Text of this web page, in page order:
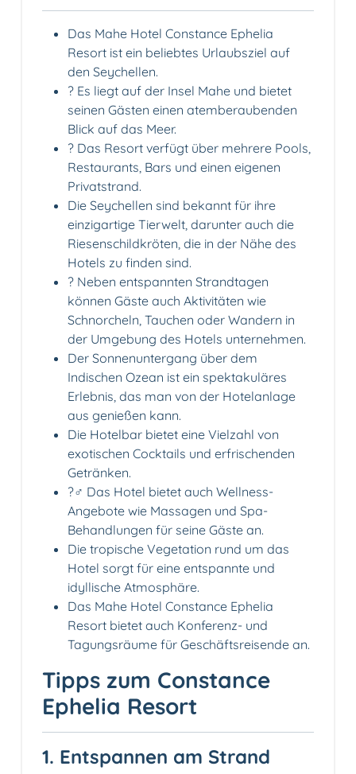
Das Mahe Hotel Constance Ephelia
Resort ist ein beliebtes Urlaubsziel auf
den Seychellen.
? Es liegt auf der Insel Mahe und bietet
seinen Gästen einen atemberaubenden
Blick auf das Meer.
?️ Das Resort verfügt über mehrere Pools,
Restaurants, Bars und einen eigenen
Privatstrand.
Die Seychellen sind bekannt für ihre
einzigartige Tierwelt, darunter auch die
Riesenschildkröten, die in der Nähe des
Hotels zu finden sind.
? Neben entspannten Strandtagen
können Gäste auch Aktivitäten wie
Schnorcheln, Tauchen oder Wandern in
der Umgebung des Hotels unternehmen.
Der Sonnenuntergang über dem
Indischen Ozean ist ein spektakuläres
Erlebnis, das man von der Hotelanlage
aus genießen kann.
Die Hotelbar bietet eine Vielzahl von
exotischen Cocktails und erfrischenden
Getränken.
?‍♂️ Das Hotel bietet auch Wellness-
Angebote wie Massagen und Spa-
Behandlungen für seine Gäste an.
Die tropische Vegetation rund um das
Hotel sorgt für eine entspannte und
idyllische Atmosphäre.
Das Mahe Hotel Constance Ephelia
Resort bietet auch Konferenz- und
Tagungsräume für Geschäftsreisende an.
Tipps zum Constance
Ephelia Resort
1. Entspannen am Strand️